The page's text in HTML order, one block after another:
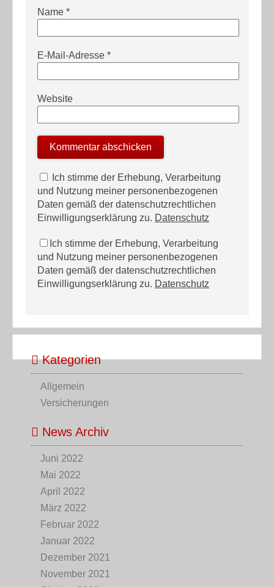
Name *
E-Mail-Adresse *
Website
Ich stimme der Erhebung, Verarbeitung
und Nutzung meiner personenbezogenen
Daten gemäß der datenschutzrechtlichen
Einwilligungserklärung zu. Datenschutz
Ich stimme der Erhebung, Verarbeitung
und Nutzung meiner personenbezogenen
Daten gemäß der datenschutzrechtlichen
Einwilligungserklärung zu. Datenschutz
Kategorien
Allgemein
Versicherungen
News Archiv
Juni 2022
Mai 2022
April 2022
März 2022
Februar 2022
Januar 2022
Dezember 2021
November 2021